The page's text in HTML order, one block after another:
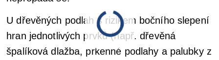
U dřevěných podlah s rizikem bočního slepení
hran jednotlivých prvků (např. dřevěná
špalíková dlažba, prkenné podlahy a palubky z